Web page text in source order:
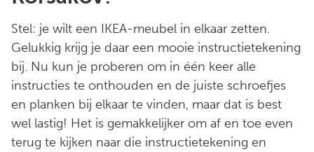
Stel: je wilt een IKEA-meubel in elkaar zetten.
Gelukkig krijg je daar een mooie instructietekening
bij. Nu kun je proberen om in één keer alle
instructies te onthouden en de juiste schroefjes
en planken bij elkaar te vinden, maar dat is best
wel lastig! Het is gemakkelijker om af en toe even
terug te kijken naar die instructietekening en